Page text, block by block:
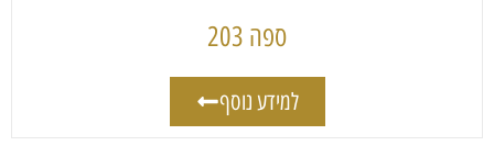
ספה 203
למידע נוסף